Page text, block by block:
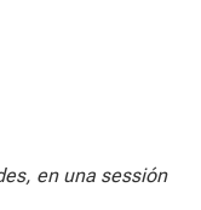
en una sessión